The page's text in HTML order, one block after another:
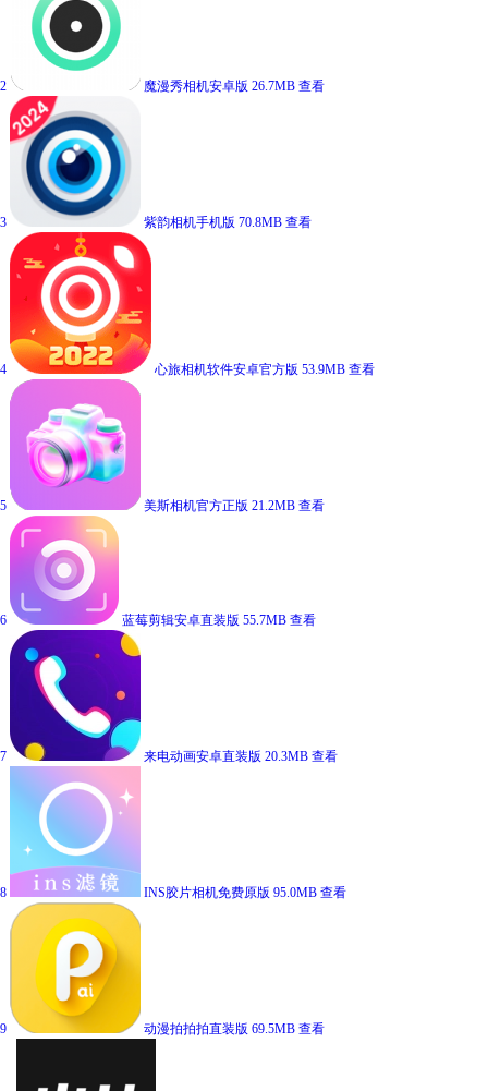
2 魔漫秀相机安卓版 26.7MB 查看
3 紫韵相机手机版 70.8MB 查看
4 心旅相机软件安卓官方版 53.9MB 查看
5 美斯相机官方正版 21.2MB 查看
6 蓝莓剪辑安卓直装版 55.7MB 查看
7 来电动画安卓直装版 20.3MB 查看
8 INS胶片相机免费原版 95.0MB 查看
9 动漫拍拍拍直装版 69.5MB 查看